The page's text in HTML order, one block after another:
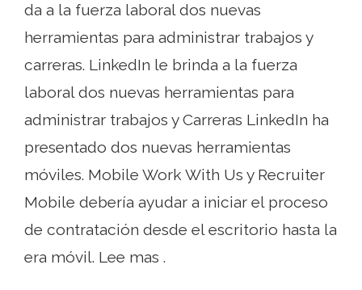
da a la fuerza laboral dos nuevas
herramientas para administrar trabajos y
carreras. LinkedIn le brinda a la fuerza
laboral dos nuevas herramientas para
administrar trabajos y Carreras LinkedIn ha
presentado dos nuevas herramientas
móviles. Mobile Work With Us y Recruiter
Mobile debería ayudar a iniciar el proceso
de contratación desde el escritorio hasta la
era móvil. Lee mas .